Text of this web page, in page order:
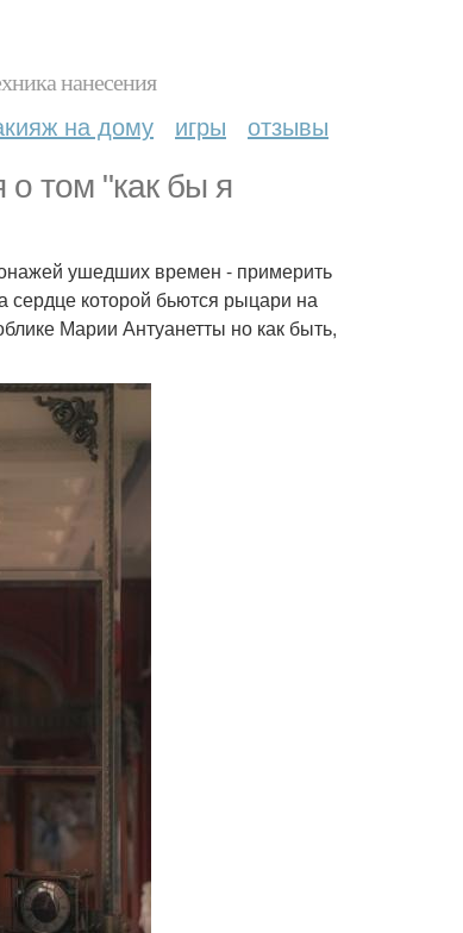
нанесения
на дому игры отзывы
о том "как бы я
ушедших времен - примерить
сердце которой бьются рыцари на
Марии Антуанетты но как быть,